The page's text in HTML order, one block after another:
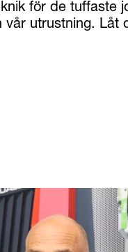
för de tuffaste
utrustning. Låt